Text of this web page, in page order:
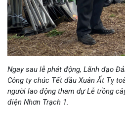
Ngay sau lễ phát động, Lãnh đạo
Công ty chúc Tết đầu Xuân Ất Tỵ
người lao động tham dự Lễ trồng
điện Nhơn Trạch 1.